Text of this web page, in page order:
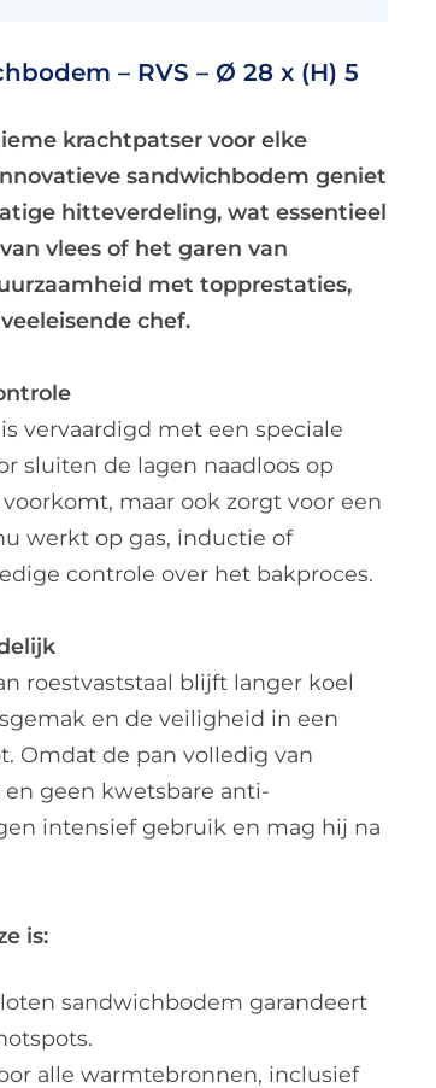
– RVS – Ø 28 x (H) 5
krachtpatser voor elke
sandwichbodem geniet
hitteverdeling, wat essentieel
vlees of het garen van
met topprestaties,
chef.
vervaardigd met een speciale
sluiten de lagen naadloos op
maar ook zorgt voor een
werkt op gas, inductie of
controle over het bakproces.
roestvaststaal blijft langer koel
en de veiligheid in een
Omdat de pan volledig van
en geen kwetsbare anti-
intensief gebruik en mag hij na
is:
sandwichbodem garandeert
alle warmtebronnen, inclusief